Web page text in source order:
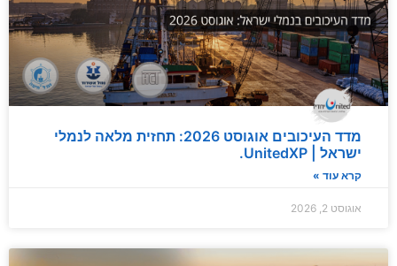
מדד העיכובים אוגוסט 2026: תחזית מלאה לנמלי
ישראל | UnitedXP.
קרא עוד »
אוגוסט 2, 2026